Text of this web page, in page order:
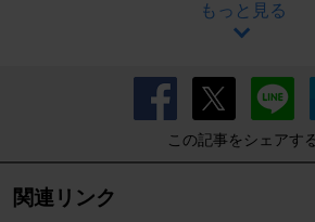
もっと見る
この記事をシェアす
関連リンク